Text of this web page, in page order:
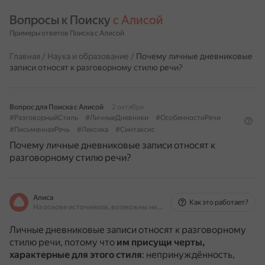
Вопросы к Поиску с Алисой
Примеры ответов Поиска с Алисой
Главная / Наука и образование / Почему личные дневниковые
записи относят к разговорному стилю речи?
Вопрос для Поиска с Алисой
2 октября
#РазговорныйСтиль
#ЛичныеДневники
#ОсобенностиРечи
#ПисьменнаяРечь
#Лексика #Синтаксис
Почему личные дневниковые записи относят к
разговорному стилю речи?
Алиса
На основе источников, возможны неточности
Как это работает?
Личные дневниковые записи относят к разговорному
стилю речи, потому что им присущи черты,
характерные для этого стиля: непринуждённость,